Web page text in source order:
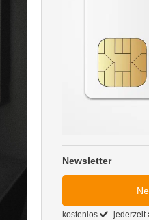
Newsletter
kostenlos jederzeit